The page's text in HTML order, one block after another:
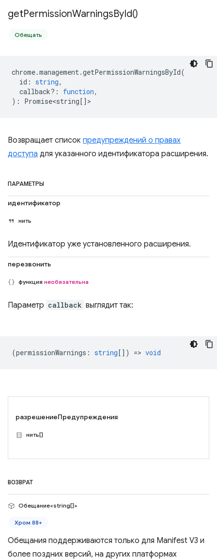
getPermissionWarningsById()
Обещать
chrome.management.getPermissionWarningsById(
id : string,
callback? : function,
) : Promise<string[]>
Возвращает список предупреждений о правах
доступа для указанного идентификатора расширения.
ПАРАМЕТРЫ
идентификатор
нить
Идентификатор уже установленного расширения.
перезвонить
функция необязательна
Параметр callback выглядит так:
(permissionWarnings : string[]) => void
разрешениеПредупреждения
нить[]
ВОЗВРАТ
Обещание<string[]>
Хром 88+
Обещания поддерживаются только для Manifest V3 и
более поздних версий, на других платформах